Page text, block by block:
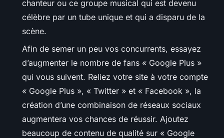
chanteur ou ce groupe musical qui est devenu
célèbre par un tube unique et qui a disparu de la
scène.
Afin de semer un peu vos concurrents, essayez
d’augmenter le nombre de fans « Google Plus »
qui vous suivent. Reliez votre site à votre compte
« Google Plus », « Twitter » et « Facebook », la
création d’une combinaison de réseaux sociaux
augmentera vos chances de réussir. Ajoutez
beaucoup de contenu de qualité sur « Google